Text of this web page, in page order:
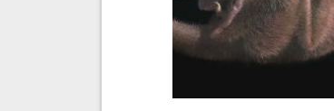
współczesnymi ptakami a
dinozaurami